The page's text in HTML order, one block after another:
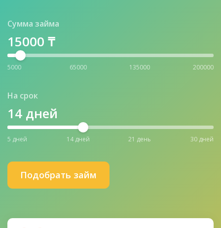
Сумма займа
15000 ₸
5000 65000 135000 200000
На срок
14 дней
5 дней 14 дней 21 день 30 дней
Подобрать займ